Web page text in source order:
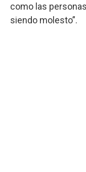
como las
siendo molesto”.